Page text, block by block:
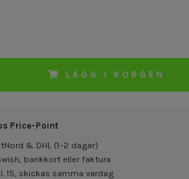
LÄGG I KORGEN
Price-Point
& DHL (1–2 dagar)
bankkort eller faktura
15, skickas samma vardag